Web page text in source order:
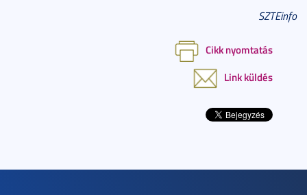
SZTEinfo
Cikk nyomtatás
Link küldés